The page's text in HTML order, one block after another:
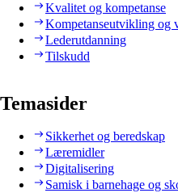
Kvalitet og kompetanse
Kompetanseutvikling og
Lederutdanning
Tilskudd
Temasider
Sikkerhet og beredskap
Læremidler
Digitalisering
Samisk i barnehage og